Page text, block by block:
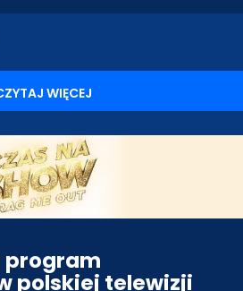
WIĘCEJ
program
polskiej telewizji